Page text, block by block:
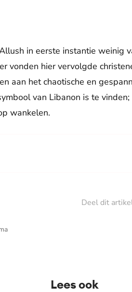
in eerste instantie weinig
vonden hier vervolgde
aan het chaotische en
van Libanon is te
wankelen.
Deel dit
Lees ook